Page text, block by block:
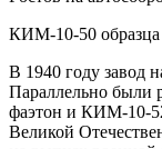
КИМ-10-50 образца
В 1940 году завод
Параллельно были
фаэтон и КИМ-10-
Великой